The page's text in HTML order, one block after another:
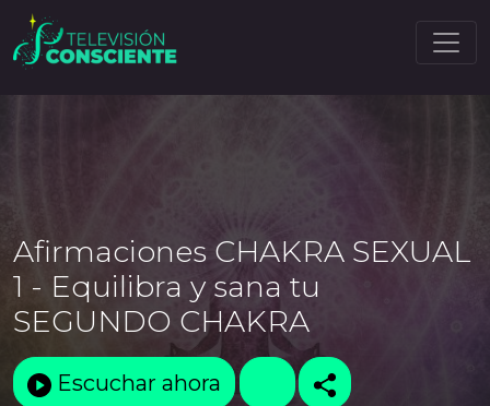
Afirmaciones CHAKRA SEXUAL
1 - Equilibra y sana tu
SEGUNDO CHAKRA
Escuchar ahora